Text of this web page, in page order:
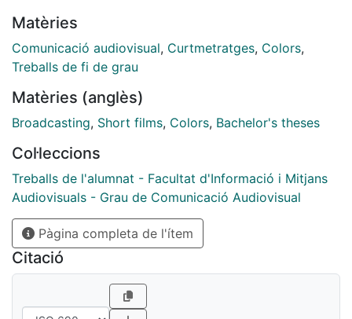
Director: David Moreno; Aj. direcció: Carla Orellana;
Guionista: Álvaro Míguez; Directora de fotografia: Mar
Sabaté; Càmera: Mar Sabaté; Aj. Càmera: Laura Prilló;
Post-producció: Mar Sabaté, Carla Orellana, Laura
Prillo; Equip artístic: Arianne Falguera, Alba Medina.
Matèries
Comunicació audiovisual, Curtmetratges, Colors,
Treballs de fi de grau
Matèries (anglès)
Broadcasting, Short films, Colors, Bachelor's theses
Col·leccions
Treballs de l'alumnat - Facultat d'Informació i Mitjans
Audiovisuals - Grau de Comunicació Audiovisual
Pàgina completa de l'ítem
Citació